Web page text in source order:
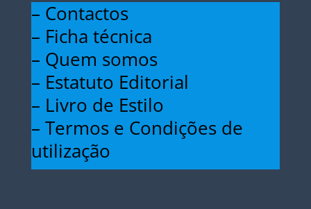
– Contactos
– Ficha técnica
– Quem somos
– Estatuto Editorial
– Livro de Estilo
– Termos e Condições de
utilização